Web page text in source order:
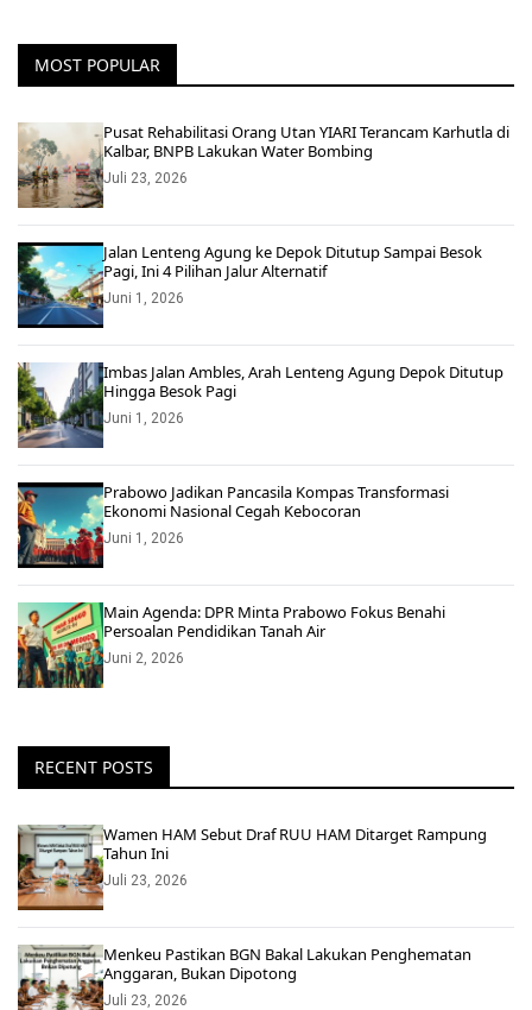
MOST POPULAR
Pusat Rehabilitasi Orang Utan YIARI Terancam Karhutla di
Kalbar, BNPB Lakukan Water Bombing
Juli 23, 2026
Jalan Lenteng Agung ke Depok Ditutup Sampai Besok
Pagi, Ini 4 Pilihan Jalur Alternatif
Juni 1, 2026
Imbas Jalan Ambles, Arah Lenteng Agung Depok Ditutup
Hingga Besok Pagi
Juni 1, 2026
Prabowo Jadikan Pancasila Kompas Transformasi
Ekonomi Nasional Cegah Kebocoran
Juni 1, 2026
Main Agenda: DPR Minta Prabowo Fokus Benahi
Persoalan Pendidikan Tanah Air
Juni 2, 2026
RECENT POSTS
Wamen HAM Sebut Draf RUU HAM Ditarget Rampung
Tahun Ini
Juli 23, 2026
Menkeu Pastikan BGN Bakal Lakukan Penghematan
Anggaran, Bukan Dipotong
Juli 23, 2026